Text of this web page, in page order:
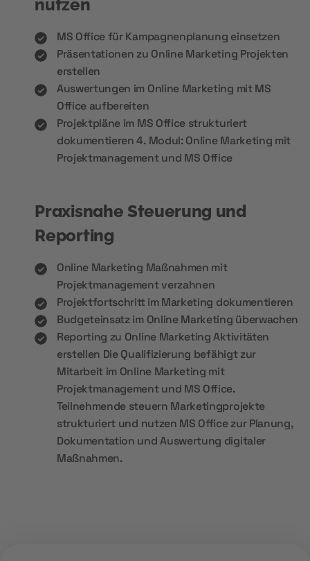
nutzen
MS Office für Kampagnenplanung einsetzen
Präsentationen zu Online Marketing Projekten
erstellen
Auswertungen im Online Marketing mit MS
Office aufbereiten
Projektpläne im MS Office strukturiert
dokumentieren 4. Modul: Online Marketing mit
Projektmanagement und MS Office
Praxisnahe Steuerung und
Reporting
Online Marketing Maßnahmen mit
Projektmanagement verzahnen
Projektfortschritt im Marketing dokumentieren
Budgeteinsatz im Online Marketing überwachen
Reporting zu Online Marketing Aktivitäten
erstellen Die Qualifizierung befähigt zur
Mitarbeit im Online Marketing mit
Projektmanagement und MS Office.
Teilnehmende steuern Marketingprojekte
strukturiert und nutzen MS Office zur Planung,
Dokumentation und Auswertung digitaler
Maßnahmen.